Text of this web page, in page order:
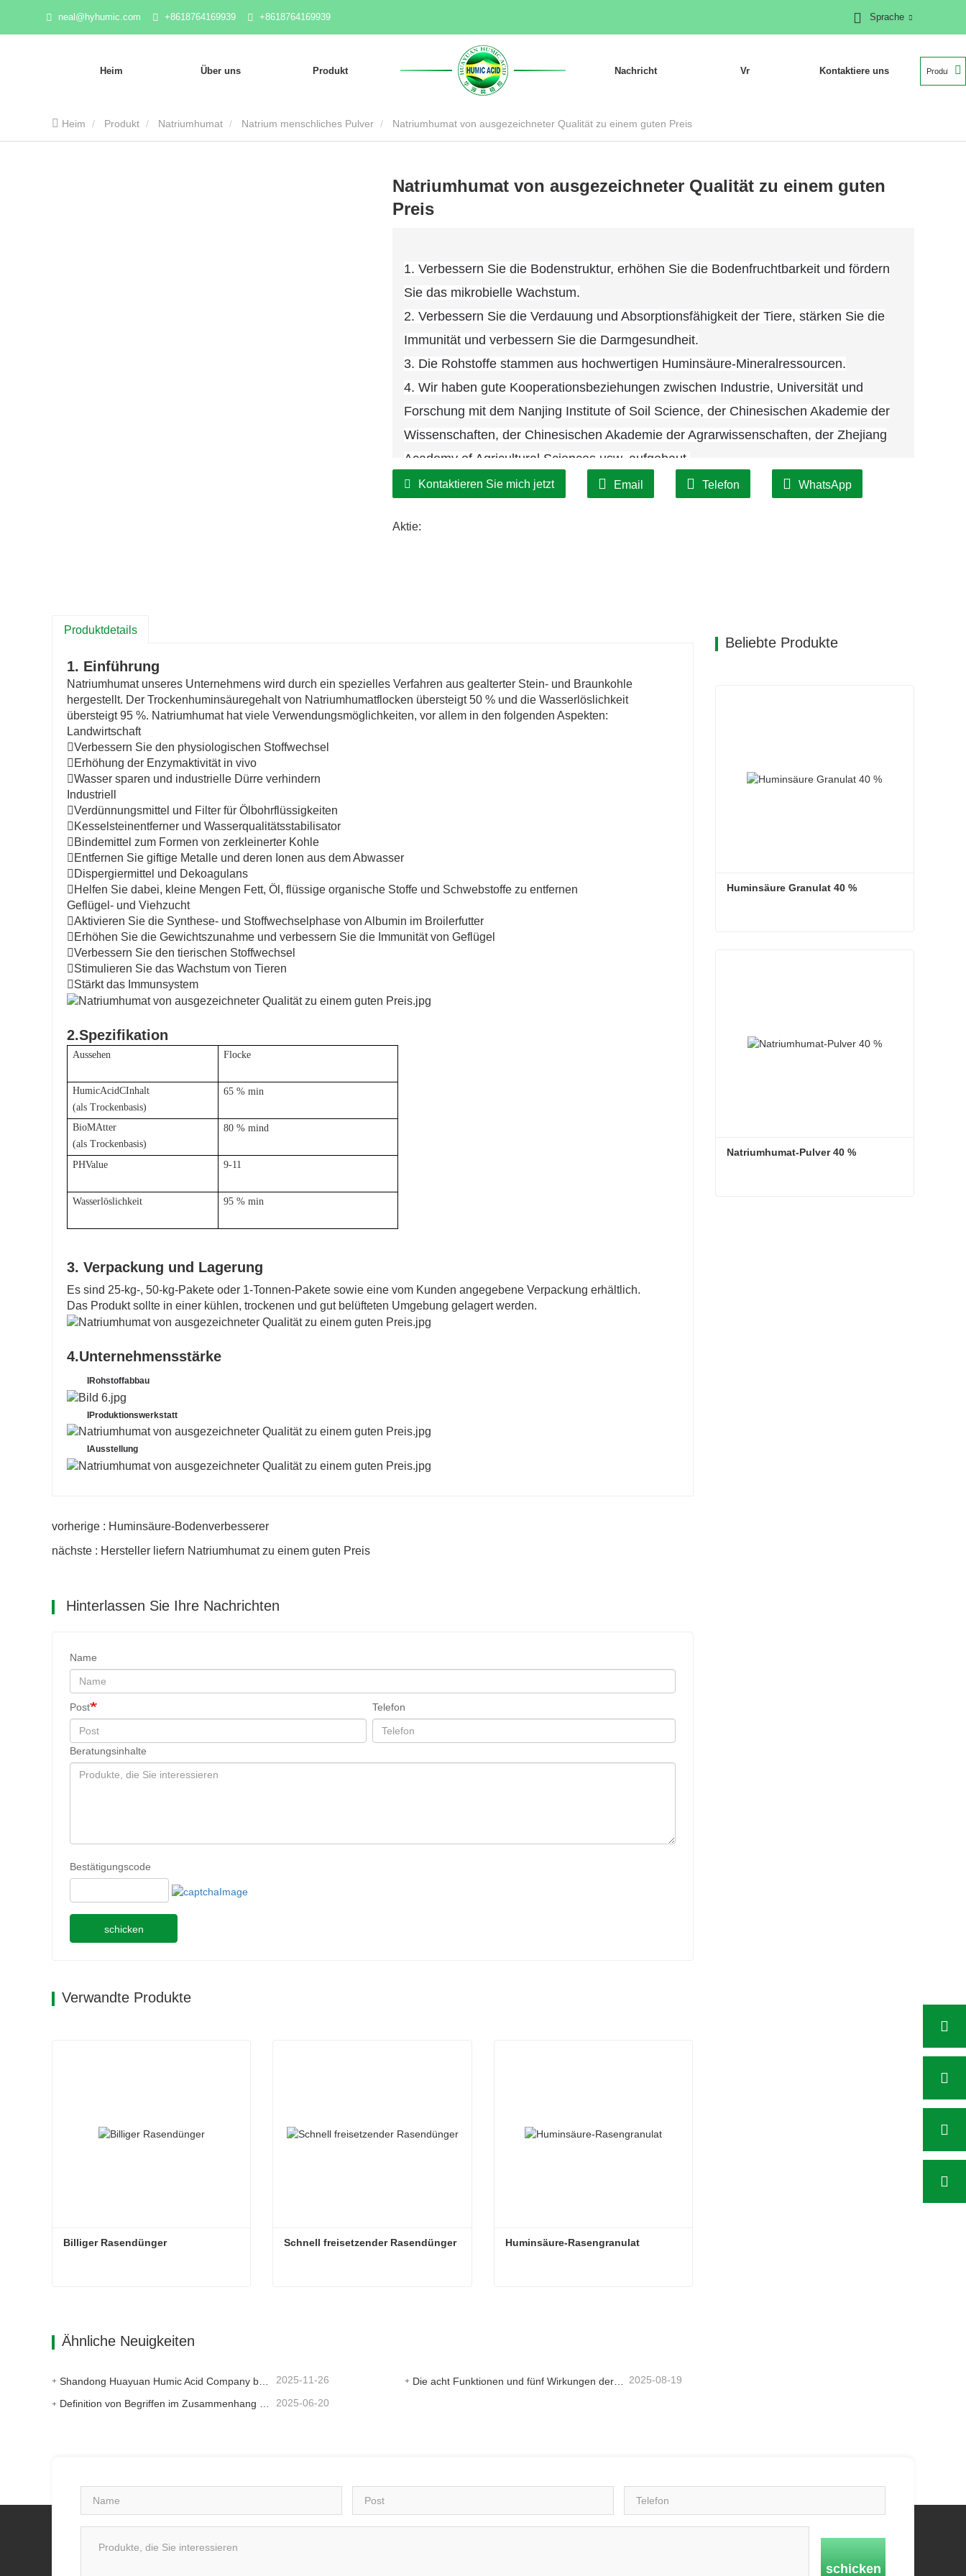
neal@hyhumic.com +8618764169939 +8618764169939 Sprache
Heim Über uns Produkt Nachricht Vr Kontaktiere uns
Heim Produkt Natriumhumat Natrium menschliches Pulver Natriumhumat von ausgezeichneter Qualität zu einem guten Preis
Natriumhumat von ausgezeichneter Qualität zu einem guten
Preis
1. Verbessern Sie die Bodenstruktur, erhöhen Sie die Bodenfruchtbarkeit und fördern
Sie das mikrobielle Wachstum.
2. Verbessern Sie die Verdauung und Absorptionsfähigkeit der Tiere, stärken Sie die
Immunität und verbessern Sie die Darmgesundheit.
3. Die Rohstoffe stammen aus hochwertigen Huminsäure-Mineralressourcen.
4. Wir haben gute Kooperationsbeziehungen zwischen Industrie, Universität und
Forschung mit dem Nanjing Institute of Soil Science, der Chinesischen Akademie der
Wissenschaften, der Chinesischen Akademie der Agrarwissenschaften, der Zhejiang
Academy of Agricultural Sciences usw. aufgebaut.
Kontaktieren Sie mich jetzt Email Telefon WhatsApp
Aktie:
Produktdetails
1. Einführung
Natriumhumat unseres Unternehmens wird durch ein spezielles Verfahren aus gealterter Stein- und Braunkohle
hergestellt. Der Trockenhuminsäuregehalt von Natriumhumatflocken übersteigt 50 % und die Wasserlöslichkeit
übersteigt 95 %. Natriumhumat hat viele Verwendungsmöglichkeiten, vor allem in den folgenden Aspekten:
Landwirtschaft
Verbessern Sie den physiologischen Stoffwechsel
Erhöhung der Enzymaktivität in vivo
Wasser sparen und industrielle Dürre verhindern
Industriell
Verdünnungsmittel und Filter für Ölbohrflüssigkeiten
Kesselsteinentferner und Wasserqualitätsstabilisator
Bindemittel zum Formen von zerkleinerter Kohle
Entfernen Sie giftige Metalle und deren Ionen aus dem Abwasser
Dispergiermittel und Dekoagulans
Helfen Sie dabei, kleine Mengen Fett, Öl, flüssige organische Stoffe und Schwebstoffe zu entfernen
Geflügel- und Viehzucht
Aktivieren Sie die Synthese- und Stoffwechselphase von Albumin im Broilerfutter
Erhöhen Sie die Gewichtszunahme und verbessern Sie die Immunität von Geflügel
Verbessern Sie den tierischen Stoffwechsel
Stimulieren Sie das Wachstum von Tieren
Stärkt das Immunsystem
2.Spezifikation
Aussehen Flocke
HumicAcidCInhalt
(als Trockenbasis)
65 % min
BioMAtter
(als Trockenbasis)
80 % mind
PHValue 9-11
Wasserlöslichkeit 95 % min
3. Verpackung und Lagerung
Es sind 25-kg-, 50-kg-Pakete oder 1-Tonnen-Pakete sowie eine vom Kunden angegebene Verpackung erhältlich.
Das Produkt sollte in einer kühlen, trockenen und gut belüfteten Umgebung gelagert werden.
4.Unternehmensstärke
lRohstoffabbau
lProduktionswerkstatt
lAusstellung
vorherige : Huminsäure-Bodenverbesserer
nächste : Hersteller liefern Natriumhumat zu einem guten Preis
Hinterlassen Sie Ihre Nachrichten
Name
Post Telefon
Beratungsinhalte
Bestätigungscode
schicken
Verwandte Produkte
Billiger Rasendünger Schnell freisetzender Rasendünger Huminsäure-Rasengranulat
Ähnliche Neuigkeiten
2025-11-26 Die acht Funktionen und fünf Wirkungen der mineralischen Quelle Fulvosäure 2025-08-19
2025-06-20
Beliebte Produkte
Huminsäure Granulat 40 %
Natriumhumat-Pulver 40 %
schicken